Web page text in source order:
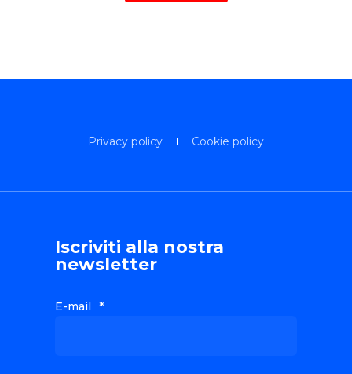
Privacy policy Cookie policy
Iscriviti alla nostra
newsletter
E-mail *